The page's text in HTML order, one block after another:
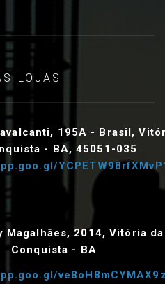
LOJAS
195A - Brasil,
- BA, 45051-035
Magalhães, 2014, Vitória da
Conquista - BA